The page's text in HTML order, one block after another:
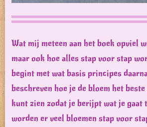
Wat mij meteen aan het boek opviel
maar ook hoe alles stap voor stap
begint met wat basis principes
beschreven hoe je de bloem het
kunt zien zodat je berijpt wat je gaat
worden er veel bloemen stap voor